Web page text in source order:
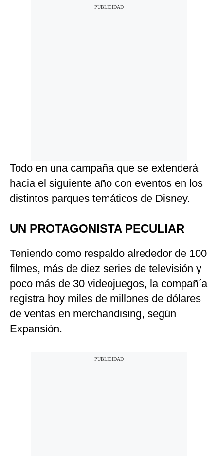
Todo en una campaña que se extenderá
hacia el siguiente año con eventos en los
distintos parques temáticos de Disney.
UN PROTAGONISTA PECULIAR
Teniendo como respaldo alrededor de 100
filmes, más de diez series de televisión y
poco más de 30 videojuegos, la compañía
registra hoy miles de millones de dólares
de ventas en merchandising, según
Expansión.